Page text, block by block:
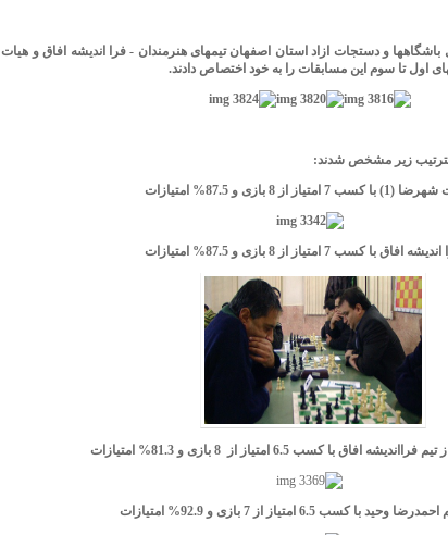
باشگاهها و دستجات ازاد استان اصفهان تیمهای هنرمندان - فرا اندیشه افاق و هیات
اول تا سوم این مسابقات را به خود اختصاص دادند.
زیر مشخص شدند: